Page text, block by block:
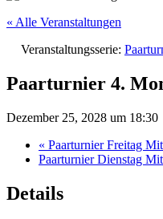
« Alle Veranstaltungen
Veranstaltungsserie:
Paarturnier 4.
Dezember 25, 2028 um 18:30
« Paarturnier Freitag
Paarturnier Dienstag
Details